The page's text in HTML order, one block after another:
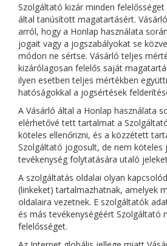
Szolgáltató kizár minden
által tanúsított magatartásért.
arról, hogy a Honlap használata
jogait vagy a jogszabályokat se
módon ne sértse. Vásárló teljes
kizárólagosan felelős saját
ilyen esetben teljes mértékben
hatóságokkal a jogsértések
A Vásárló által a Honlap használata
elérhetővé tett tartalmat a
köteles ellenőrizni, és a közzétett
Szolgáltató jogosult, de nem köteles
tevékenység folytatására utaló
A szolgáltatás oldalai olyan
(linkeket) tartalmazhatnak, amelyek
oldalaira vezetnek. E szolgáltatók
és más tevékenységéért Szolgáltató
felelősséget.